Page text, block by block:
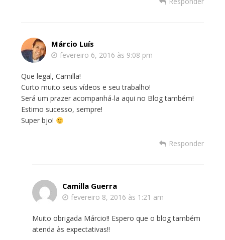
Márcio Luís
fevereiro 6, 2016 às 9:08 pm
Que legal, Camilla!
Curto muito seus vídeos e seu trabalho!
Será um prazer acompanhá-la aqui no Blog também!
Estimo sucesso, sempre!
Super bjo!
Responder
Camilla Guerra
fevereiro 8, 2016 às 1:21 am
Muito obrigada Márcio!! Espero que o blog também
atenda às expectativas!!